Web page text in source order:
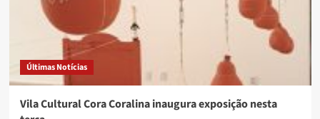
Últimas Notícias
Vila Cultural Cora Coralina inaugura exposição nesta